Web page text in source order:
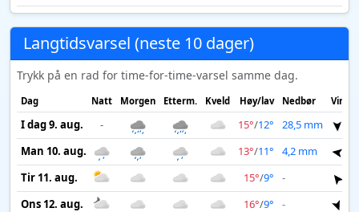
Langtidsvarsel (neste 10 dager)
Trykk på en rad for time-for-time-varsel samme dag.
Dag Natt Morgen Etterm. Kveld Høy/lav Nedbør Vind
I dag 9. aug. - 15°/12° 28,5 mm
Man 10. aug.
13°/11° 4,2 mm
Tir 11. aug.
15°/9° -
Ons 12. aug.
16°/9° -